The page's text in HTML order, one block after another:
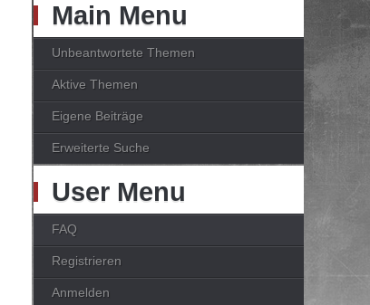
Main Menu
Unbeantwortete Themen
Aktive Themen
Eigene Beiträge
Erweiterte Suche
User Menu
FAQ
Registrieren
Anmelden